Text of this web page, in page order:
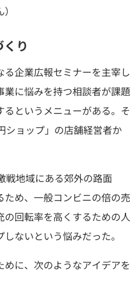
り
企業広報セミナーを主宰し
に悩みを持つ相談者が課題
というメニューがある。そ
ショップ」の店舗経営者か
戦地域にある郊外の路面
め、一般コンビニの倍の売
回転率を高くするための人
ないという悩みだった。
に、次のようなアイデアを